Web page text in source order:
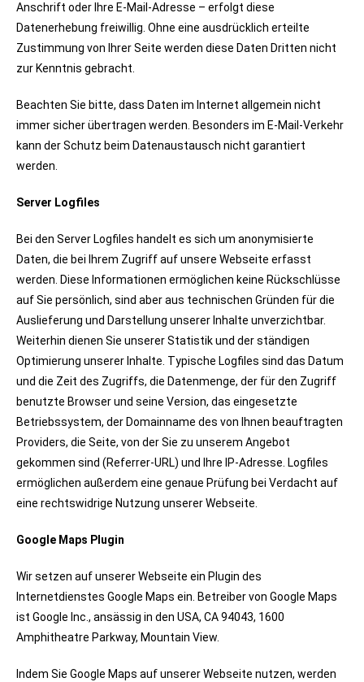
Anschrift oder Ihre E-Mail-Adresse – erfolgt diese
Datenerhebung freiwillig. Ohne eine ausdrücklich erteilte
Zustimmung von Ihrer Seite werden diese Daten Dritten nicht
zur Kenntnis gebracht.
Beachten Sie bitte, dass Daten im Internet allgemein nicht
immer sicher übertragen werden. Besonders im E-Mail-Verkehr
kann der Schutz beim Datenaustausch nicht garantiert
werden.
Server Logfiles
Bei den Server Logfiles handelt es sich um anonymisierte
Daten, die bei Ihrem Zugriff auf unsere Webseite erfasst
werden. Diese Informationen ermöglichen keine Rückschlüsse
auf Sie persönlich, sind aber aus technischen Gründen für die
Auslieferung und Darstellung unserer Inhalte unverzichtbar.
Weiterhin dienen Sie unserer Statistik und der ständigen
Optimierung unserer Inhalte. Typische Logfiles sind das Datum
und die Zeit des Zugriffs, die Datenmenge, der für den Zugriff
benutzte Browser und seine Version, das eingesetzte
Betriebssystem, der Domainname des von Ihnen beauftragten
Providers, die Seite, von der Sie zu unserem Angebot
gekommen sind (Referrer-URL) und Ihre IP-Adresse. Logfiles
ermöglichen außerdem eine genaue Prüfung bei Verdacht auf
eine rechtswidrige Nutzung unserer Webseite.
Google Maps Plugin
Wir setzen auf unserer Webseite ein Plugin des
Internetdienstes Google Maps ein. Betreiber von Google Maps
ist Google Inc., ansässig in den USA, CA 94043, 1600
Amphitheatre Parkway, Mountain View.
Indem Sie Google Maps auf unserer Webseite nutzen, werden